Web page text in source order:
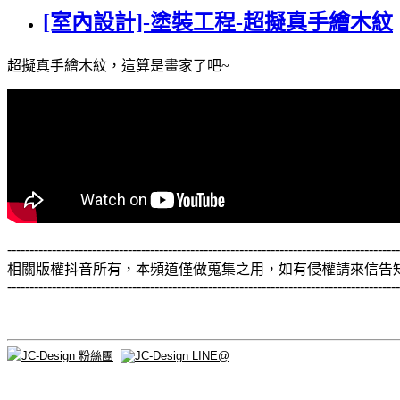
[室內設計]-塗裝工程-超擬真手繪木紋
超擬真手繪木紋，這算是畫家了吧~
相關版權抖音所有，本頻道僅做蒐集之用，如有侵權請來信告